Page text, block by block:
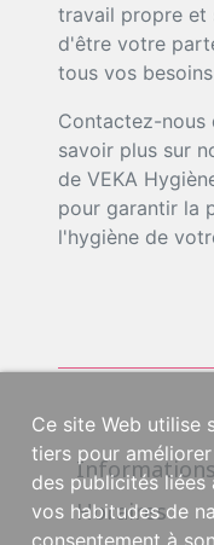
travail propre et
d'être votre
tous vos
Contactez-nous
savoir plus sur
de VEKA
pour garantir la
l'hygiène de
Horaires
Ce site Web utilise
tiers pour
des publicités liées
vos habitudes de
consentement à